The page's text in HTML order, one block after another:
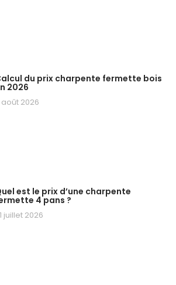
du prix charpente fermette bois
2026
août 2026
est le prix d’une charpente
4 pans ?
juillet 2026